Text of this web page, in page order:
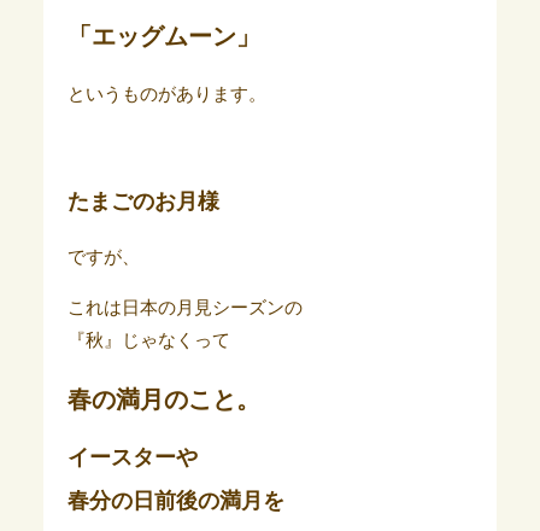
「エッグムーン」
というものがあります。
たまごのお月様
ですが、
これは日本の月見シーズンの
『秋』じゃなくって
春の満月のこと。
イースターや
春分の日前後の満月を